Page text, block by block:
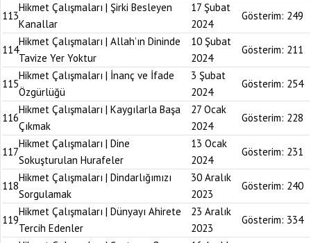
113
Hikmet Çalışmaları | Şirki Besleyen
Kanallar
17 Şubat
2024
Gösterim: 249
114
Hikmet Çalışmaları | Allah’ın Dininde
Tavize Yer Yoktur
10 Şubat
2024
Gösterim: 211
115
Hikmet Çalışmaları | İnanç ve İfade
Özgürlüğü
3 Şubat
2024
Gösterim: 254
116
Hikmet Çalışmaları | Kaygılarla Başa
Çıkmak
27 Ocak
2024
Gösterim: 228
117
Hikmet Çalışmaları | Dine
Sokuşturulan Hurafeler
13 Ocak
2024
Gösterim: 231
118
Hikmet Çalışmaları | Dindarlığımızı
Sorgulamak
30 Aralık
2023
Gösterim: 240
119
Hikmet Çalışmaları | Dünyayı Ahirete
Tercih Edenler
23 Aralık
2023
Gösterim: 334